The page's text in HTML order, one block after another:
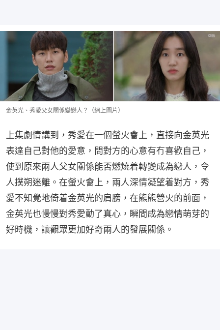
金英光、秀愛父女關係變戀人？（網上圖片）
上集劇情講到，秀愛在一個螢火會上，直接向金英光
表達自己對他的愛意，問對方的心意有冇喜歡自己，
使到原來兩人父女關係能否燃燒着轉變成為戀人，令
人撲朔迷離。在螢火會上，兩人深情凝望着對方，秀
愛不知覺地倚着金英光的肩膀，在熊熊營火的前面，
金英光也慢慢對秀愛動了真心，瞬間成為戀情萌芽的
好時機，讓觀眾更加好奇兩人的發展關係。